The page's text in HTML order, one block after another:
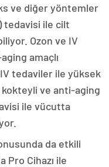
ve diğer yöntemler
tedavisi ile cilt
Ozon ve IV
amaçlı
tedaviler ile yüksek
ve anti-aging
ile vücutta
da etkili
Pro Cihazı ile